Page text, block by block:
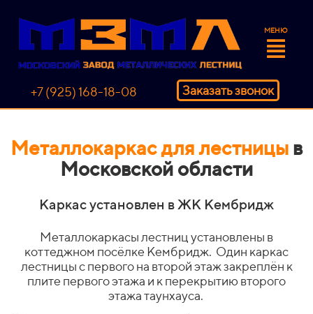
МЕНЮ
+7 (925) 168-18-08 Заказать звонок
Металлокаркас для лестницы в
Московской области
Каркас установлен в ЖК Кембридж
Металлокаркасы лестниц установлены в
коттеджном посёлке Кембридж. Один каркас
лестницы с первого на второй этаж закреплён к
плите первого этажа и к перекрытию второго
этажа таунхауса.